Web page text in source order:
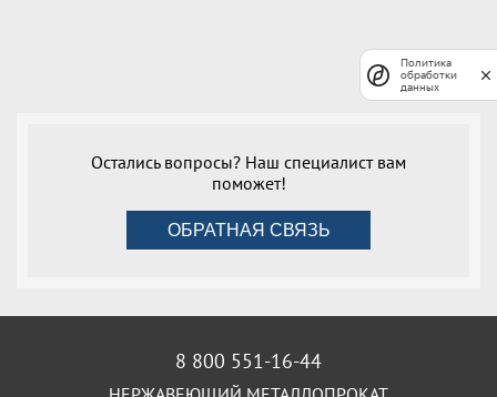
Остались вопросы? Наш специалист вам
поможет!
ОБРАТНАЯ СВЯЗЬ
8 800 551-16-44
Политика
обработки
данных